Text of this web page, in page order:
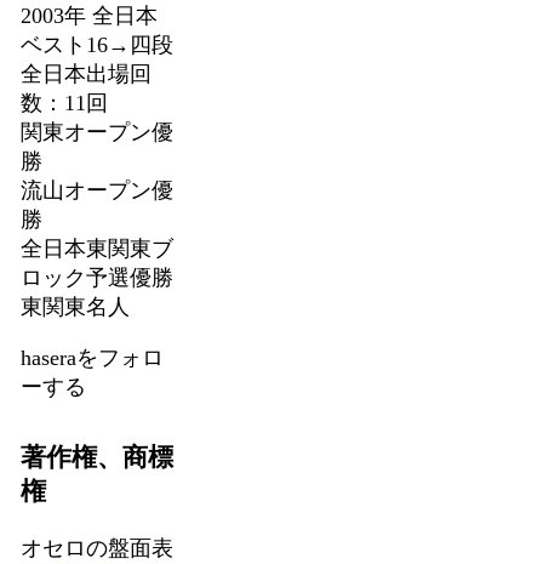
2003年 全日本
ベスト16→四段
全日本出場回
数：11回
関東オープン優
勝
流山オープン優
勝
全日本東関東ブ
ロック予選優勝
東関東名人
haseraをフォロ
ーする
著作権、商標
権
オセロの盤面表